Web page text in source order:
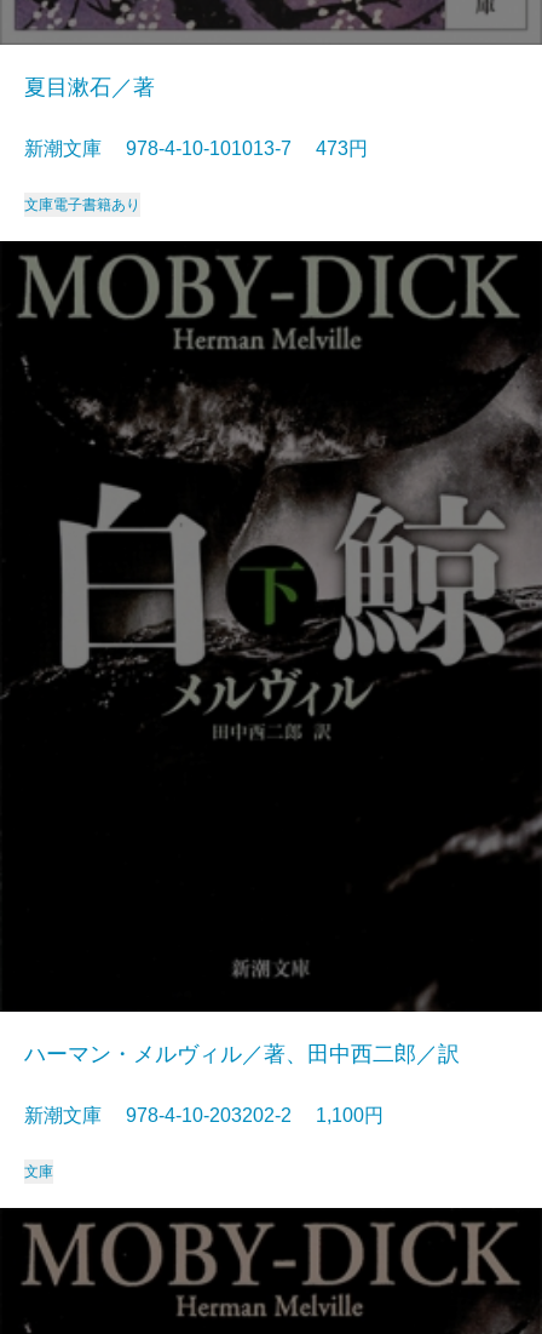
夏目漱石／著
新潮文庫 978-4-10-101013-7 473円
文庫電子書籍あり
ハーマン・メルヴィル／著、田中西二郎／訳
新潮文庫 978-4-10-203202-2 1,100円
文庫